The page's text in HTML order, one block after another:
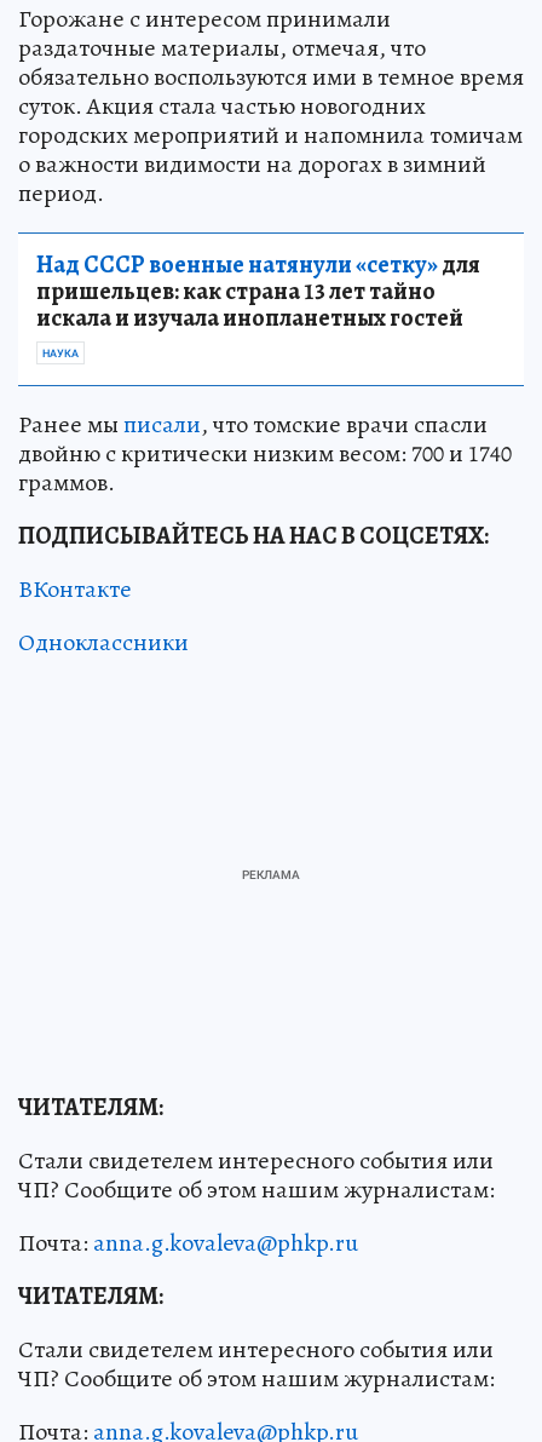
Горожане с интересом принимали
раздаточные материалы, отмечая, что
обязательно воспользуются ими в темное время
суток. Акция стала частью новогодних
городских мероприятий и напомнила томичам
о важности видимости на дорогах в зимний
период.
Над СССР военные натянули «сетку»для
пришельцев: как страна 13 лет тайно
искала и изучала инопланетных гостей
НАУКА
Ранее мыписали, что томские врачи спасли
двойню с критически низким весом: 700 и 1740
граммов.
ПОДПИСЫВАЙТЕСЬ НА НАС В СОЦСЕТЯХ:
ВКонтакте
Одноклассники
ЧИТАТЕЛЯМ:
Стали свидетелем интересного события или
ЧП? Сообщите об этом нашим журналистам:
Почта: anna.g.kovaleva@phkp.ru
ЧИТАТЕЛЯМ:
Стали свидетелем интересного события или
ЧП? Сообщите об этом нашим журналистам:
Почта: anna.g.kovaleva@phkp.ru